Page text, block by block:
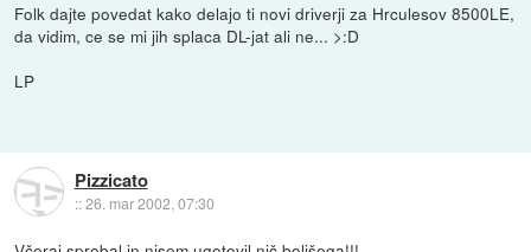
Folk dajte povedat kako delajo ti novi driverji za Hrculesov 8500LE,
da vidim, ce se mi jih splaca DL-jat ali ne... >:D
LP
Pizzicato
::26. mar 2002, 07:30